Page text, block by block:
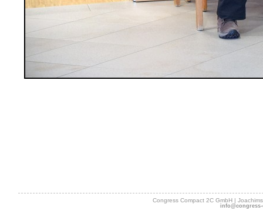
Congress Compact 2C GmbH |